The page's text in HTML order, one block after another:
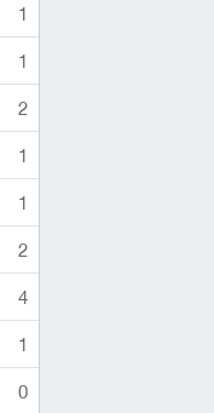
1
1
2
1
1
2
4
1
0